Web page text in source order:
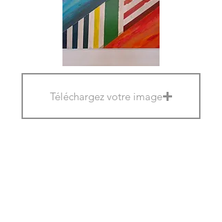
Téléchargez votre image